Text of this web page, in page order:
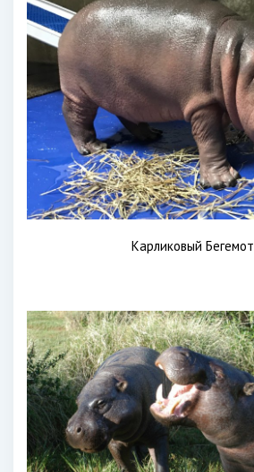
Карликовый Бегемот